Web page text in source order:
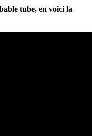
tube, en voici la